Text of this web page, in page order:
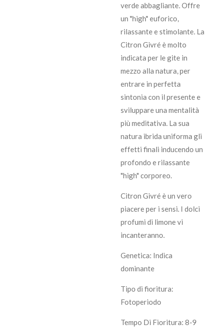
verde abbagliante. Offre
un "high" euforico,
rilassante e stimolante. La
Citron Givré è molto
indicata per le gite in
mezzo alla natura, per
entrare in perfetta
sintonia con il presente e
sviluppare una mentalità
più meditativa. La sua
natura ibrida uniforma gli
effetti finali inducendo un
profondo e rilassante
"high" corporeo.
Citron Givré è un vero
piacere per i sensi. I dolci
profumi di limone vi
incanteranno.
Genetica: Indica
dominante
Tipo di fioritura:
Fotoperiodo
Tempo Di Fioritura: 8-9